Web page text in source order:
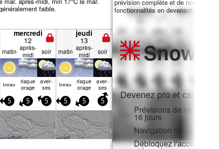
faible.
mercredi
12
jeudi
13
matin après-
midi
soir matin après-
midi
soir
beau risque
orage
aver­
ses beau risque
orage
aver­
ses
5 5 5 5 5 5
prévision complète et de
fonctionnalités en devenant membre
Snow
Devenez pro et carve en:
Prévisions de neige
16 jours
Navigation rapide sans
Débloquez l'accès